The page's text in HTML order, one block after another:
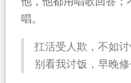
唱。
扛活受人欺，不如讨
别看我讨饭，早晚修